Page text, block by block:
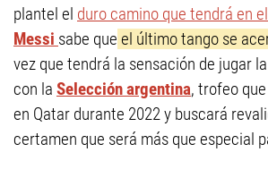
plantel el duro camino que tendrá en
Messi sabe que el último tango se
vez que tendrá la sensación de jugar la
con la Selección argentina, trofeo
en Qatar durante 2022 y buscará
certamen que será más que especial